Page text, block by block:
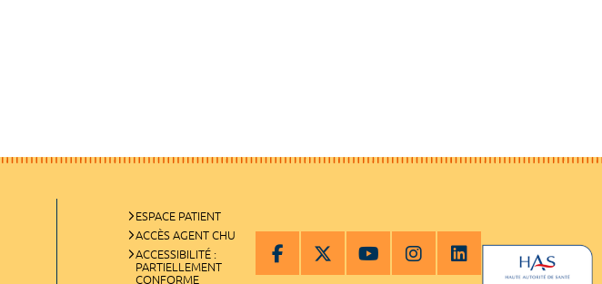
ESPACE PATIENT
ACCÈS AGENT CHU
ACCESSIBILITÉ :
PARTIELLEMENT
CONFORME